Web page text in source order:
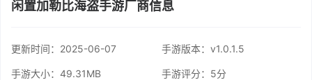
闲置加勒比海盗手游厂商信息
更新时间： 2025-06-07 手游版本：v1.0.1.5
手游大小：49.31MB 手游评分： 5分